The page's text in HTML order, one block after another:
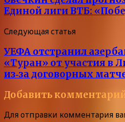
Единой лиги ВТБ:
Следующая статья
УЕФА отстранил
«Туран» от участия в
из‑за договорных
Добавить
Для отправки комментария